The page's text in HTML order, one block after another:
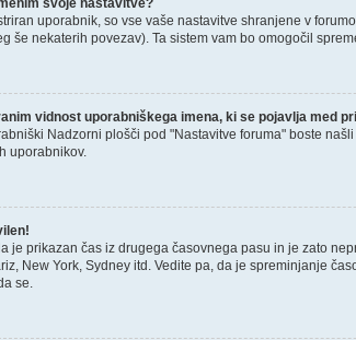
uporabnik, so vse vaše nastavitve shranjene v
še nekaterih povezav). Ta sistem vam bo omogočil
vidnost uporabniškega imena, ki se pojavlja med
Nadzorni plošči pod "Nastavitve foruma" boste
uporabnikov.
je prikazan čas iz drugega časovnega pasu in je zato
New York, Sydney itd. Vedite pa, da je spreminjanje
se.